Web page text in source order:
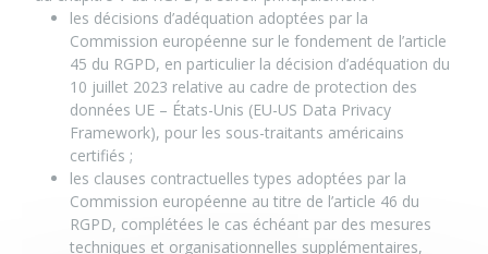
les décisions d’adéquation adoptées par la
Commission européenne sur le fondement de l’article
45 du RGPD, en particulier la décision d’adéquation du
10 juillet 2023 relative au cadre de protection des
données UE – États-Unis (EU-US Data Privacy
Framework), pour les sous-traitants américains
certifiés ;
les clauses contractuelles types adoptées par la
Commission européenne au titre de l’article 46 du
RGPD, complétées le cas échéant par des mesures
techniques et organisationnelles supplémentaires,